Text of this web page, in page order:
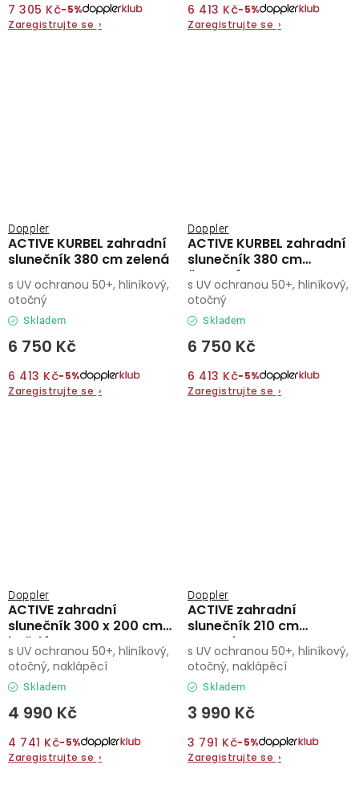
7 305 Kč−5%
Zaregistrujte se ›
6 413 Kč−5%
Zaregistrujte se ›
ACTIVE KURBEL zahradní
slunečník 380 cm zelená
Doppler
Skladem
6 750 Kč
6 413 Kč−5%
Zaregistrujte se ›
s UV ochranou 50+, hliníkový,
otočný
ACTIVE KURBEL zahradní
slunečník 380 cm
červená
Doppler
Skladem
6 750 Kč
6 413 Kč−5%
Zaregistrujte se ›
s UV ochranou 50+, hliníkový,
otočný
ACTIVE zahradní
slunečník 300 x 200 cm
hnědá
Doppler
Skladem
4 990 Kč
4 741 Kč−5%
Zaregistrujte se ›
s UV ochranou 50+, hliníkový,
otočný, naklápěcí
ACTIVE zahradní
slunečník 210 cm
antracit
Doppler
Skladem
3 990 Kč
3 791 Kč−5%
Zaregistrujte se ›
s UV ochranou 50+, hliníkový,
otočný, naklápěcí